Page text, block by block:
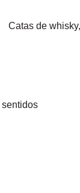
Catas de